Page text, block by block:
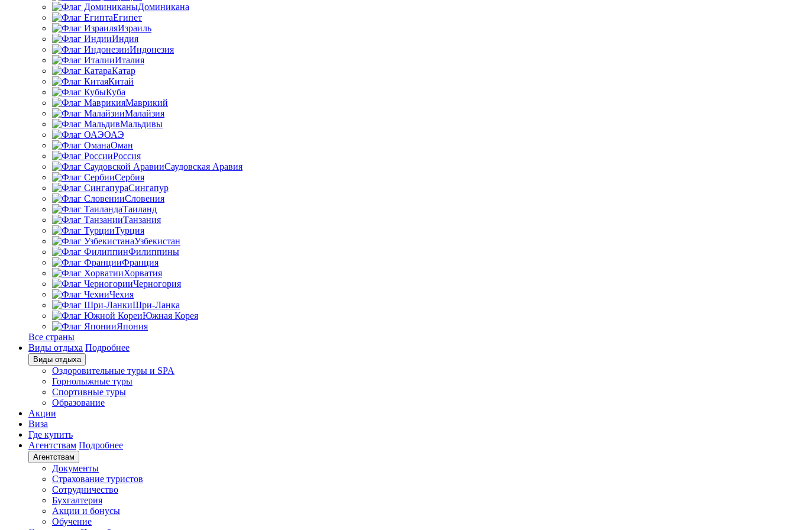
Доминикана
Египет
Израиль
Индия
Индонезия
Италия
Катар
Китай
Куба
Маврикий
Малайзия
Мальдивы
ОАЭ
Оман
Россия
Саудовская Аравия
Сербия
Сингапур
Словения
Таиланд
Танзания
Турция
Узбекистан
Филиппины
Франция
Хорватия
Черногория
Чехия
Шри-Ланка
Южная Корея
Япония
Все страны
Виды отдыха Подробнее
Виды отдыха
Оздоровительные туры и SPA
Горнолыжные туры
Спортивные туры
Образование
Акции
Виза
Где купить
Агентствам Подробнее
Агентствам
Документы
Страхование туристов
Сотрудничество
Бухгалтерия
Акции и бонусы
Обучение